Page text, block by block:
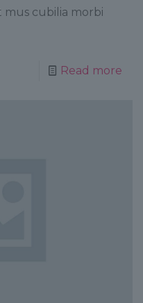
mus cubilia morbi
Read more